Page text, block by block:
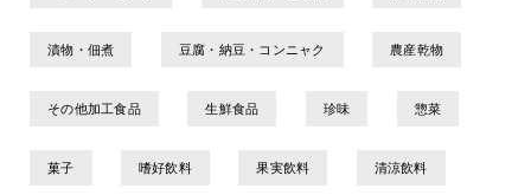
漬物・佃煮 豆腐・納豆・コンニャク 農産乾物
その他加工食品 生鮮食品 珍味 惣菜
菓子 嗜好飲料 果実飲料 清涼飲料